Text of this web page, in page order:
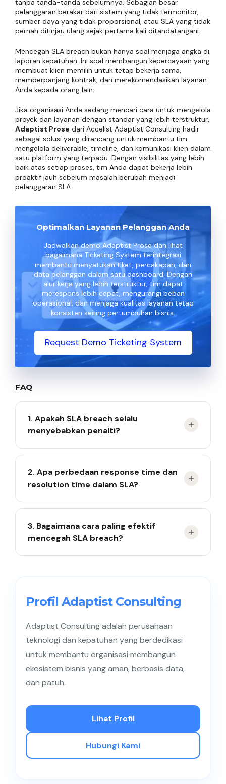
tanpa tanda-tanda sebelumnya. Sebagian besar
pelanggaran berakar dari sistem yang tidak termonitor,
sumber daya yang tidak proporsional, atau SLA yang tidak
pernah ditinjau ulang sejak pertama kali ditandatangani.
Mencegah SLA breach bukan hanya soal menjaga angka di
laporan kepatuhan. Ini soal membangun kepercayaan yang
membuat klien memilih untuk tetap bekerja sama,
memperpanjang kontrak, dan merekomendasikan layanan
Anda kepada orang lain.
Jika organisasi Anda sedang mencari cara untuk mengelola
proyek dan layanan dengan standar yang lebih terstruktur,
Adaptist Prose dari Accelist Adaptist Consulting hadir
sebagai solusi yang dirancang untuk membantu tim
mengelola deliverable, timeline, dan komunikasi klien dalam
satu platform yang terpadu. Dengan visibilitas yang lebih
baik atas setiap proses, tim Anda dapat bekerja lebih
proaktif jauh sebelum masalah berubah menjadi
pelanggaran SLA.
Optimalkan Layanan Pelanggan Anda
Jadwalkan demo Adaptist Prose dan lihat
bagaimana Ticketing System terintegrasi
membantu menyatukan tiket, percakapan, dan
data pelanggan dalam satu dashboard. Dengan
alur kerja yang lebih terstruktur, tim dapat
merespons lebih cepat, mengurangi beban
operasional, dan menjaga kualitas layanan tetap
konsisten seiring pertumbuhan bisnis.
Request Demo Ticketing System
FAQ
1. Apakah SLA breach selalu
menyebabkan penalti?
ketentuan yang tercantum dalam SLA yang
disepakati kedua belah pihak.
2. Apa perbedaan response time dan
resolution time dalam SLA?
merespons tiket, sedangkan resolution time
mengukur seberapa cepat masalah benar-benar
diselesaikan.
3. Bagaimana cara paling efektif
mencegah SLA breach?
secara berkala.
Profil Adaptist Consulting
Adaptist Consulting adalah perusahaan
teknologi dan kepatuhan yang berdedikasi
untuk membantu organisasi membangun
ekosistem bisnis yang aman, berbasis data,
dan patuh.
Lihat Profil
Hubungi Kami